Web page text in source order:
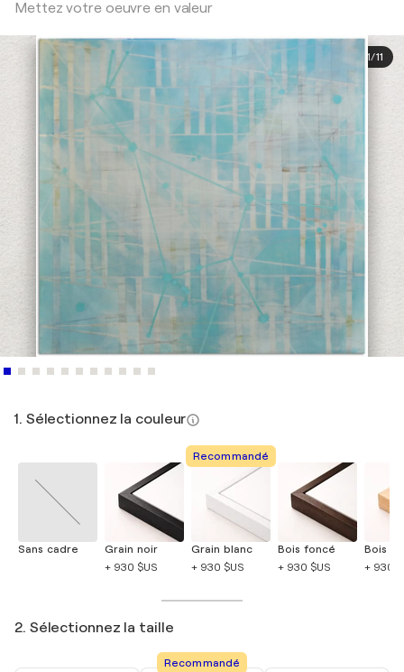
Mettez votre oeuvre en valeur
1/11
1. Sélectionnez la couleur
Sans cadre
Grain noir
+ 930 $US
Recommandé
Grain blanc
+ 930 $US
Bois foncé
+ 930 $US
Bois
+ 930
2. Sélectionnez la taille
Recommandé